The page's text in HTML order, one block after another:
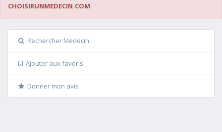
CHOISIRUNMEDECIN.COM
Rechercher Medecin
Ajouter aux favoris
Donner mon avis